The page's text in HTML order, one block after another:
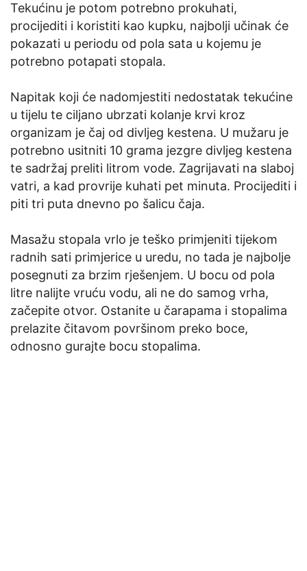
Tekućinu je potom potrebno prokuhati,
procijediti i koristiti kao kupku, najbolji učinak će
pokazati u periodu od pola sata u kojemu je
potrebno potapati stopala.
Napitak koji će nadomjestiti nedostatak tekućine
u tijelu te ciljano ubrzati kolanje krvi kroz
organizam je čaj od divljeg kestena. U mužaru je
potrebno usitniti 10 grama jezgre divljeg kestena
te sadržaj preliti litrom vode. Zagrijavati na slaboj
vatri, a kad provrije kuhati pet minuta. Procijediti i
piti tri puta dnevno po šalicu čaja.
Masažu stopala vrlo je teško primjeniti tijekom
radnih sati primjerice u uredu, no tada je najbolje
posegnuti za brzim rješenjem. U bocu od pola
litre nalijte vruću vodu, ali ne do samog vrha,
začepite otvor. Ostanite u čarapama i stopalima
prelazite čitavom površinom preko boce,
odnosno gurajte bocu stopalima.